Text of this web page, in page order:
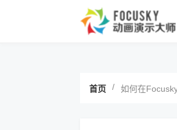
首页 / 如何在